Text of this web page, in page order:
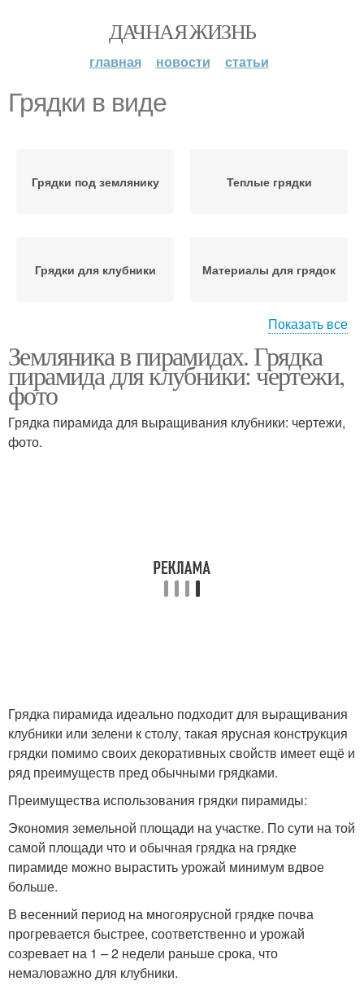
ДАЧНАЯ ЖИЗНЬ
главная новости статьи
Грядки в виде
Грядки под землянику Теплые грядки
Грядки для клубники Материалы для грядок
Клубничные грядки Грядки в августе
Показать все
Земляника в пирамидах. Грядка
пирамида для клубники: чертежи,
фото
Грядка пирамида для выращивания клубники: чертежи,
фото.
Грядка пирамида идеально подходит для выращивания
клубники или зелени к столу, такая ярусная конструкция
грядки помимо своих декоративных свойств имеет ещё и
ряд преимуществ пред обычными грядками.
Преимущества использования грядки пирамиды:
Экономия земельной площади на участке. По сути на той
самой площади что и обычная грядка на грядке
пирамиде можно вырастить урожай минимум вдвое
больше.
В весенний период на многоярусной грядке почва
прогревается быстрее, соответственно и урожай
созревает на 1 – 2 недели раньше срока, что
немаловажно для клубники.